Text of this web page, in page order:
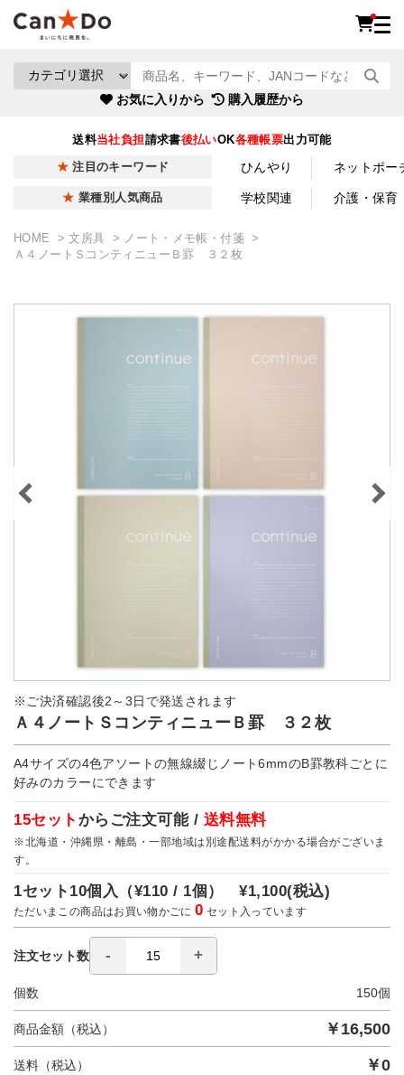
お気に入りから 購入履歴から
送料当社負担請求書後払いOK各種帳票出力可能
注目のキーワード ひんやり ネットポー
業種別人気商品 学校関連 介護・保育
HOME 文房具
ノート・メモ帳・付箋
Ａ４ノートＳコンティニューＢ罫 ３２枚
※ご決済確認後2～3日で発送されます
Ａ４ノートＳコンティニューＢ罫 ３２枚
A4サイズの4色アソートの無線綴じノート6mmのB罫教科ごとに
好みのカラーにできます
15セット からご注文可能 / 送料無料
※北海道・沖縄県・離島・一部地域は別途配送料がかかる場合がございま
す。
1セット10個入（¥110 / 1個）¥1,100(税込)
ただいまこの商品はお買い物かごに0 セット入っています
注文セット数
個数 150個
商品金額（税込） ￥ 16,500
送料（税込） ￥0